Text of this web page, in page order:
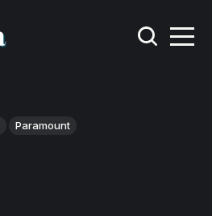
Paramount